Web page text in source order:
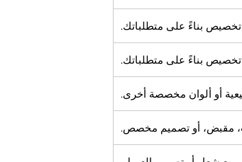
تخصيص بناءً على متطلباتك.
تخصيص بناءً على متطلباتك.
أو ألوان مخصصة أخرى.
مقبض، أو تصميم مخصص.